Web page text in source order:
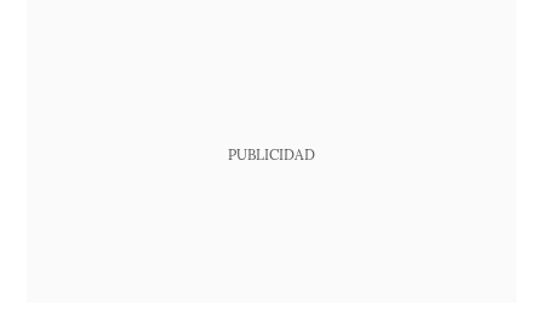
PUBLICIDAD